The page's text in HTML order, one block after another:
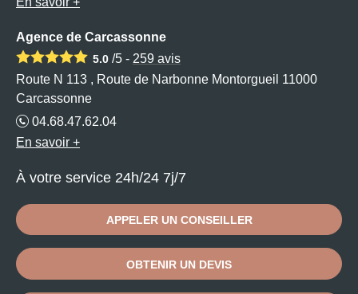
Agence de Carcassonne
5.0 /5 - 259 avis
Route N 113 , Route de Narbonne Montorgueil 11000
Carcassonne
04.68.47.62.04
En savoir +
À votre service 24h/24 7j/7
APPELER UN CONSEILLER
OBTENIR UN DEVIS